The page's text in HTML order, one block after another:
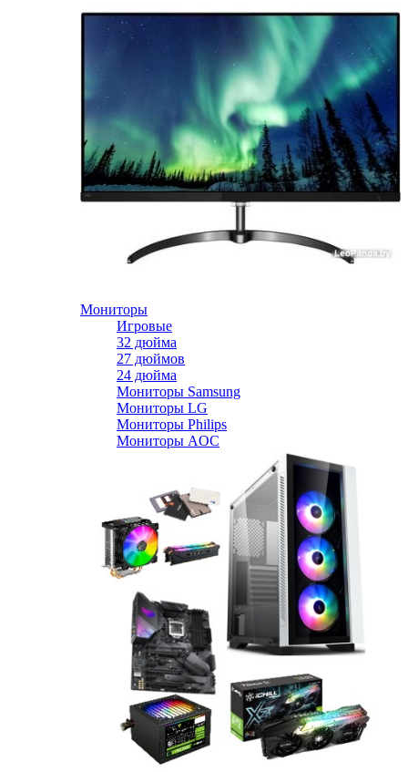
Мониторы
Игровые
32 дюйма
27 дюймов
24 дюйма
Мониторы Samsung
Мониторы LG
Мониторы Philips
Мониторы AOC